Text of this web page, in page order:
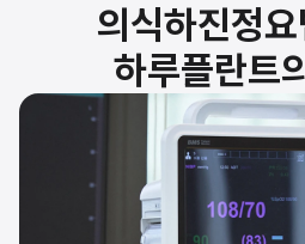
의식하진정
하루플란트